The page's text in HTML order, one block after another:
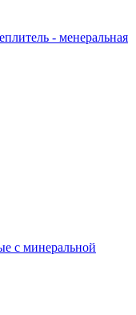
- менеральная
с минеральной